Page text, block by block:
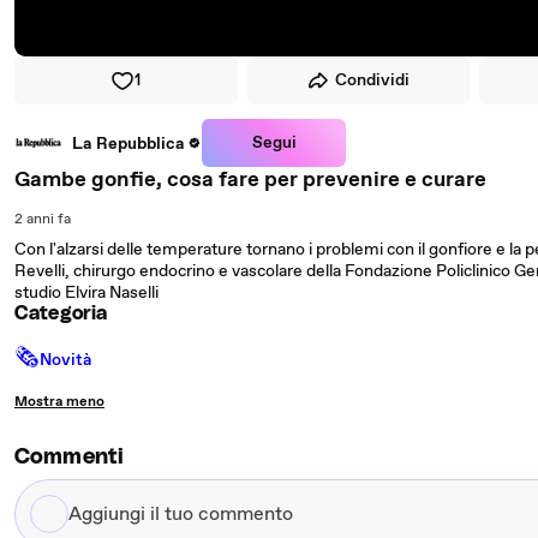
1 Condividi
La Repubblica Segui
Gambe gonfie, cosa fare per prevenire e curare
2 anni fa
Con l'alzarsi delle temperature tornano i problemi con il gonfiore e la
Revelli, chirurgo endocrino e vascolare della Fondazione Policlinico
studio Elvira Naselli
Categoria
🗞Novità
Mostra meno
Commenti
Aggiungi